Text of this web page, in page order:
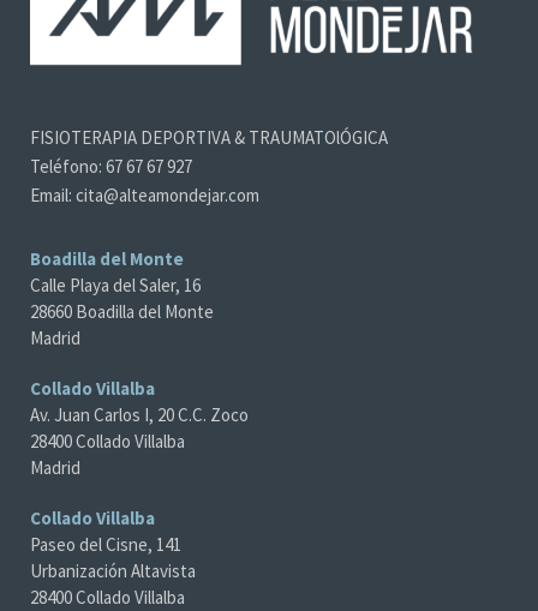
FISIOTERAPIA DEPORTIVA & TRAUMATOlÓGICA
Teléfono: 67 67 67 927
Email: cita@alteamondejar.com
Boadilla del Monte
Calle Playa del Saler, 16
28660 Boadilla del Monte
Madrid
Collado Villalba
Av. Juan Carlos I, 20 C.C. Zoco
28400 Collado Villalba
Madrid
Collado Villalba
Paseo del Cisne, 141
Urbanización Altavista
28400 Collado Villalba